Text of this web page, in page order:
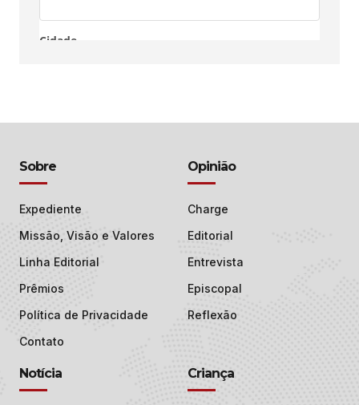
Sobre
Expediente
Missão, Visão e Valores
Linha Editorial
Prêmios
Política de Privacidade
Contato
Opinião
Charge
Editorial
Entrevista
Episcopal
Reflexão
Notícia Criança